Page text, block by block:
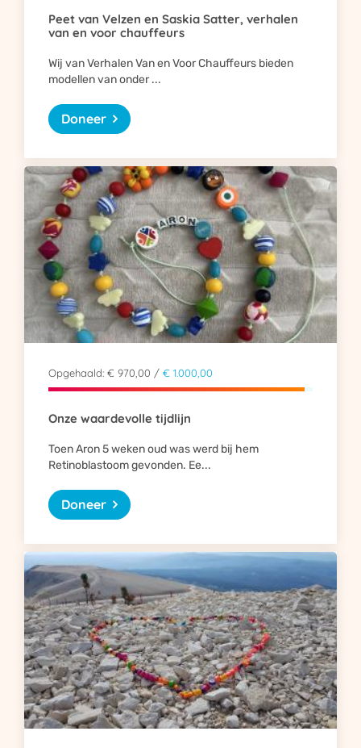
Peet van Velzen en Saskia Satter, verhalen
van en voor chauffeurs
Wij van Verhalen Van en Voor Chauffeurs bieden
modellen van onder ...
Doneer
Opgehaald: € 970,00 / € 1.000,00
Onze waardevolle tijdlijn
Toen Aron 5 weken oud was werd bij hem
Retinoblastoom gevonden. Ee...
Doneer